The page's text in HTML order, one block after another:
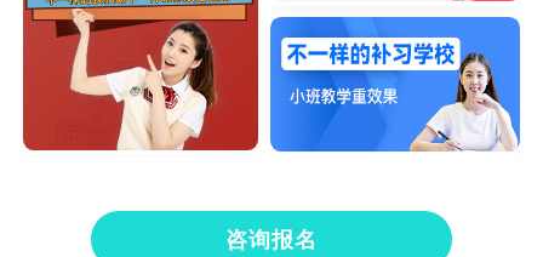
咨询报名